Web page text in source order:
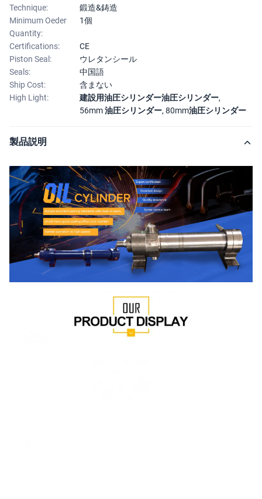
Technique:
鍛造&鋳造
Minimum Oeder
Quantity:
1個
Certifications:
CE
Piston Seal:
ウレタンシール
Seals:
中国語
Ship Cost:
含まない
High Light:
建設用油圧シリンダー油圧シリンダー,
56mm 油圧シリンダー, 80mm油圧シリンダー
製品説明